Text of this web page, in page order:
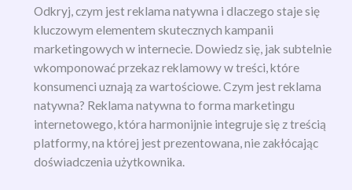
koszyka
Odkryj, czym jest reklama natywna i dlaczego staje się
kluczowym elementem skutecznych kampanii
marketingowych w internecie. Dowiedz się, jak subtelnie
wkomponować przekaz reklamowy w treści, które
konsumenci uznają za wartościowe. Czym jest reklama
natywna? Reklama natywna to forma marketingu
internetowego, która harmonijnie integruje się z treścią
platformy, na której jest prezentowana, nie zakłócając
doświadczenia użytkownika.